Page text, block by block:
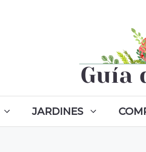
JARDINES